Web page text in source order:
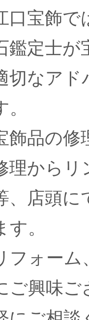
口宝飾で
鑑定士が
切なアド
。
飾品の修
理からリ
、店頭に
す。
フォー
ご興味ご